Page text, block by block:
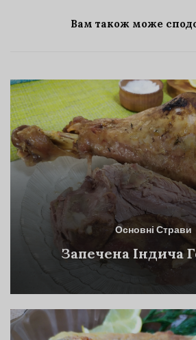
Вам також може
Основні Страви
Запечена Індича